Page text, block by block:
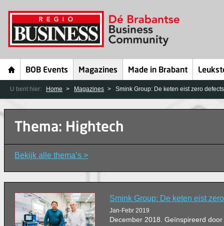
BOB Events Magazines Made in Brabant
U bent hier: Home Magazines Smink Group: De keten eist zero defects
Thema: Hightech
Bekijk alle thema’s >
Smink Group: De keten eist
Jan-Febr 2019
December 2018. Geïnspireerd